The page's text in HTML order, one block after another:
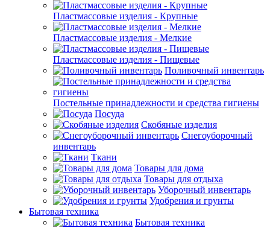
Пластмассовые изделия - Крупные
Пластмассовые изделия - Мелкие
Пластмассовые изделия - Пищевые
Поливочный инвентарь
Постельные принадлежности и средства гигиены
Посуда
Скобяные изделия
Снегоуборочный
инвентарь
Ткани
Товары для дома
Товары для отдыха
Уборочный инвентарь
Удобрения и грунты
Бытовая техника
Бытовая техника